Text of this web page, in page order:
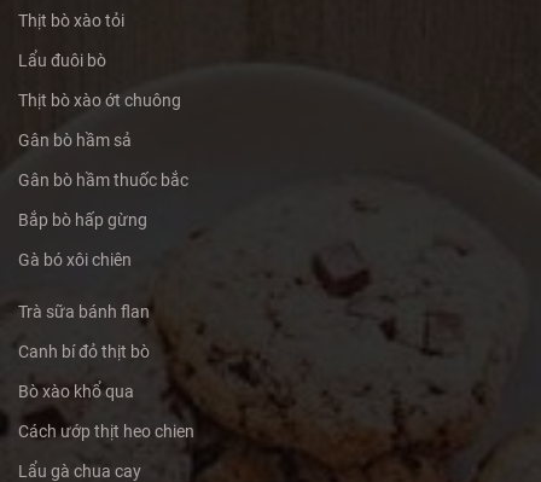
Thịt bò xào tỏi
Lẩu đuôi bò
Thịt bò xào ớt chuông
Gân bò hầm sả
Gân bò hầm thuốc bắc
Bắp bò hấp gừng
Gà bó xôi chiên
Trà sữa bánh flan
Canh bí đỏ thịt bò
Bò xào khổ qua
Cách ướp thịt heo chien
Lẩu gà chua cay